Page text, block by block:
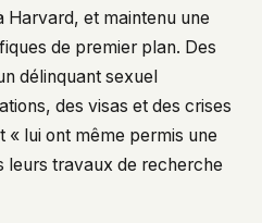
Harvard, et maintenu une
de premier plan. Des
délinquant sexuel
des visas et des crises
« lui ont même permis une
leurs travaux de recherche